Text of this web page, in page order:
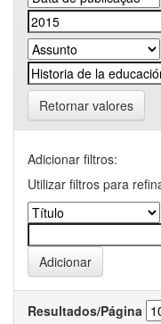
Retornar valores
Adicionar filtros:
Utilizar filtros para
Resultados/Página